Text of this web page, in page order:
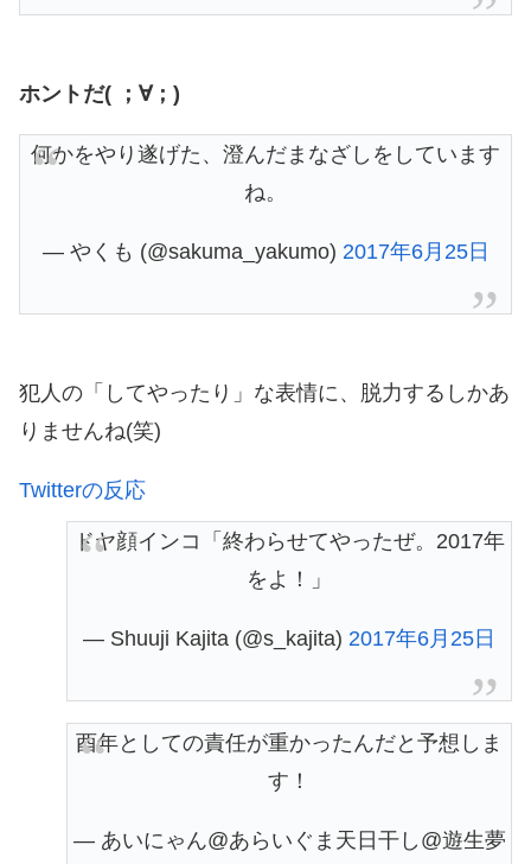
ホントだ( ；∀；)
何かをやり遂げた、澄んだまなざしをしています
ね。
— やくも (@sakuma_yakumo) 2017年6月25日
犯人の「してやったり」な表情に、脱力するしかあ
りませんね(笑)
Twitterの反応
ドヤ顔インコ「終わらせてやったぜ。2017年
をよ！」
— Shuuji Kajita (@s_kajita) 2017年6月25日
酉年としての責任が重かったんだと予想しま
す！
— あいにゃん@あらいぐま天日干し@遊生夢